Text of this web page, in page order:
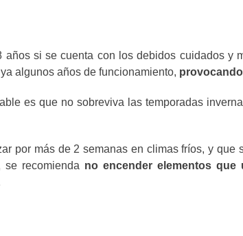
si se cuenta con los debidos cuidados y
algunos años de funcionamiento,
es que no sobreviva las temporadas
por más de 2 semanas en climas fríos, y que
recomienda no encender elementos